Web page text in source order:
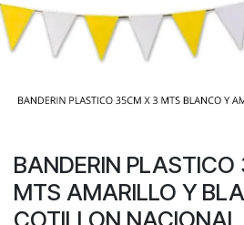
BANDERIN
MTS AMARILLO Y
COTILLON NACIONAL